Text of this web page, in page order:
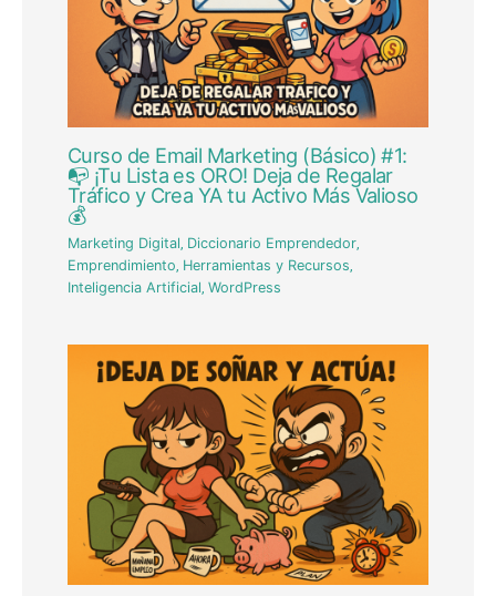
Curso de Email Marketing (Básico) #1:
📭 ¡Tu Lista es ORO! Deja de Regalar
Tráfico y Crea YA tu Activo Más Valioso
💰
Marketing Digital Diccionario Emprendedor
Emprendimiento Herramientas y Recursos
Inteligencia Artificial ,WordPress